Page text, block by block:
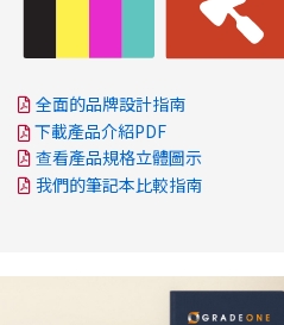
全面的品牌設計指南
下載產品介紹PDF
查看產品規格立體圖示
我們的筆記本比較指南